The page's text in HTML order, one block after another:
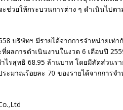
ช่วยให้กระบวนการต่าง ๆ ดำเนินไปตา
บริษัทฯ มีรายได้จากการจำหน่ายเท่า
ลการดำเนินงานในงวด 6 เดือนปี
ไรสุทธิ 68.95 ล้านบาท โดยมีสัดส่วนร
ะมาณร้อยละ 70 ของรายได้จากการจ